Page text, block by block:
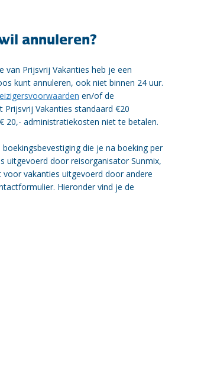
annuleren?
Prijsvrij Vakanties heb je een
kunt annuleren, ook niet binnen 24 uur.
en/of de
Vakanties standaard €20
20,- administratiekosten niet te betalen.
die je na boeking per
uitgevoerd door reisorganisator Sunmix,
vakanties uitgevoerd door andere
Hieronder vind je de